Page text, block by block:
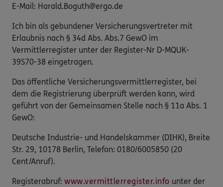
E-Mail: Harald.Boguth@ergo.de
Ich bin als gebundener Versicherungsvertreter mit
Erlaubnis nach § 34d Abs. Abs.7 GewO im
Vermittlerregister unter der Register-Nr D-MQUK-
39S70-38 eingetragen.
Das öffentliche Versicherungsvermittlerregister, bei
dem die Registrierung überprüft werden kann, wird
geführt von der Gemeinsamen Stelle nach § 11a Abs. 1
GewO:
Deutsche Industrie- und Handelskammer (DIHK), Breite
Str. 29, 10178 Berlin, Telefon: 0180/6005850 (20
Cent/Anruf).
Registerabruf: www.vermittlerregister.info unter der